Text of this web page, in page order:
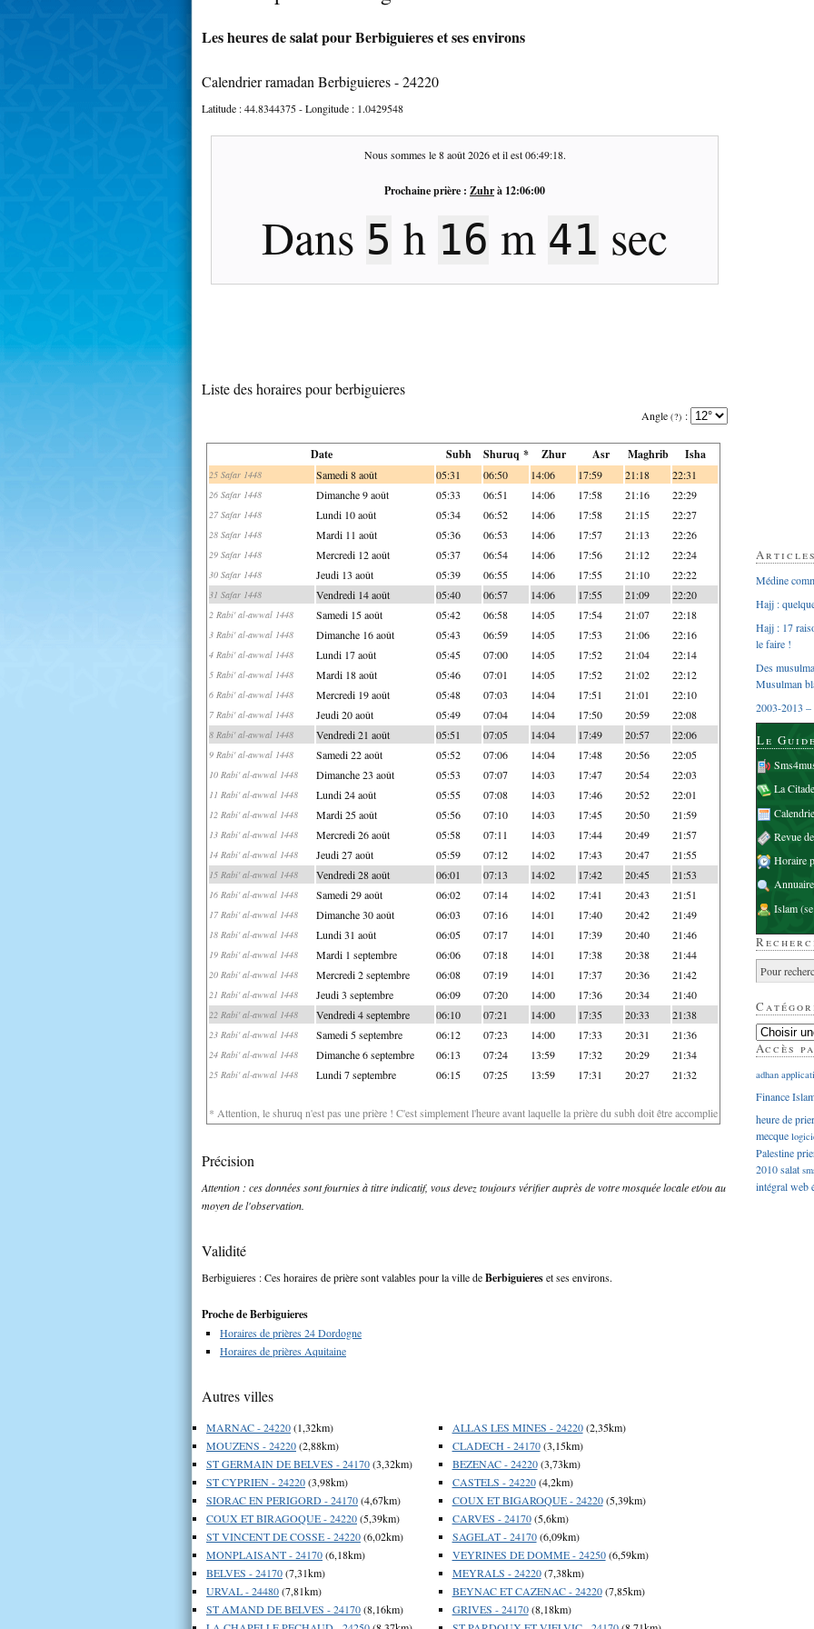
Les heures de salat pour Berbiguieres et ses environs
Calendrier ramadan Berbiguieres - 24220
Latitude :44.8344375- Longitude : 1.0429548
Nous sommes le8 août 2026et il est06:49:19.
Prochaine prière : Zuhrà 12:06:00
Dans 5 h 16 m 40 sec
Liste des horaires pour berbiguieres
Angle (?) :
Date Subh Shuruq * Zhur Asr Maghrib Isha
25 Safar 1448 Samedi 8 août 05:31 06:50 14:06 17:59 21:18 22:31
26 Safar 1448 Dimanche 9 août 05:33 06:51 14:06 17:58 21:16 22:29
27 Safar 1448 Lundi 10 août 05:34 06:52 14:06 17:58 21:15 22:27
28 Safar 1448 Mardi 11 août 05:36 06:53 14:06 17:57 21:13 22:26
29 Safar 1448 Mercredi 12 août 05:37 06:54 14:06 17:56 21:12 22:24
30 Safar 1448 Jeudi 13 août 05:39 06:55 14:06 17:55 21:10 22:22
31 Safar 1448 Vendredi 14 août 05:40 06:57 14:06 17:55 21:09 22:20
2 Rabi' al-awwal 1448 Samedi 15 août 05:42 06:58 14:05 17:54 21:07 22:18
3 Rabi' al-awwal 1448 Dimanche 16 août 05:43 06:59 14:05 17:53 21:06 22:16
4 Rabi' al-awwal 1448 Lundi 17 août 05:45 07:00 14:05 17:52 21:04 22:14
5 Rabi' al-awwal 1448 Mardi 18 août 05:46 07:01 14:05 17:52 21:02 22:12
6 Rabi' al-awwal 1448 Mercredi 19 août 05:48 07:03 14:04 17:51 21:01 22:10
7 Rabi' al-awwal 1448 Jeudi 20 août 05:49 07:04 14:04 17:50 20:59 22:08
8 Rabi' al-awwal 1448 Vendredi 21 août 05:51 07:05 14:04 17:49 20:57 22:06
9 Rabi' al-awwal 1448 Samedi 22 août 05:52 07:06 14:04 17:48 20:56 22:05
10 Rabi' al-awwal 1448 Dimanche 23 août 05:53 07:07 14:03 17:47 20:54 22:03
11 Rabi' al-awwal 1448 Lundi 24 août 05:55 07:08 14:03 17:46 20:52 22:01
12 Rabi' al-awwal 1448 Mardi 25 août 05:56 07:10 14:03 17:45 20:50 21:59
13 Rabi' al-awwal 1448 Mercredi 26 août 05:58 07:11 14:03 17:44 20:49 21:57
14 Rabi' al-awwal 1448 Jeudi 27 août 05:59 07:12 14:02 17:43 20:47 21:55
15 Rabi' al-awwal 1448 Vendredi 28 août 06:01 07:13 14:02 17:42 20:45 21:53
16 Rabi' al-awwal 1448 Samedi 29 août 06:02 07:14 14:02 17:41 20:43 21:51
17 Rabi' al-awwal 1448 Dimanche 30 août 06:03 07:16 14:01 17:40 20:42 21:49
18 Rabi' al-awwal 1448 Lundi 31 août 06:05 07:17 14:01 17:39 20:40 21:46
19 Rabi' al-awwal 1448 Mardi 1 septembre 06:06 07:18 14:01 17:38 20:38 21:44
20 Rabi' al-awwal 1448 Mercredi 2 septembre 06:08 07:19 14:01 17:37 20:36 21:42
21 Rabi' al-awwal 1448 Jeudi 3 septembre 06:09 07:20 14:00 17:36 20:34 21:40
22 Rabi' al-awwal 1448 Vendredi 4 septembre 06:10 07:21 14:00 17:35 20:33 21:38
23 Rabi' al-awwal 1448 Samedi 5 septembre 06:12 07:23 14:00 17:33 20:31 21:36
24 Rabi' al-awwal 1448 Dimanche 6 septembre 06:13 07:24 13:59 17:32 20:29 21:34
25 Rabi' al-awwal 1448 Lundi 7 septembre 06:15 07:25 13:59 17:31 20:27 21:32
* Attention, le shuruq n'est pas une prière ! C'est simplement l'heure avant laquelle la prière du subh doit être accomplie
Précision
Attention : ces données sont fournies à titre indicatif, vous devez toujours vérifier auprès de votre mosquée locale et/ou au
moyen de l'observation.
Validité
Berbiguieres : Ces horaires de prière sont valables pour la ville deBerbiguiereset ses environs.
Proche de Berbiguieres
Horaires de prières 24 Dordogne
Horaires de prières Aquitaine
Autres villes
MARNAC - 24220(1,32km)
MOUZENS - 24220(2,88km)
ST GERMAIN DE BELVES - 24170(3,32km)
ST CYPRIEN - 24220(3,98km)
SIORAC EN PERIGORD - 24170(4,67km)
COUX ET BIRAGOQUE - 24220(5,39km)
ST VINCENT DE COSSE - 24220(6,02km)
MONPLAISANT - 24170(6,18km)
BELVES - 24170(7,31km)
URVAL - 24480(7,81km)
ST AMAND DE BELVES - 24170(8,16km)
ALLAS LES MINES - 24220(2,35km)
CLADECH - 24170(3,15km)
BEZENAC - 24220(3,73km)
CASTELS - 24220(4,2km)
COUX ET BIGAROQUE - 24220(5,39km)
CARVES - 24170(5,6km)
SAGELAT - 24170(6,09km)
VEYRINES DE DOMME - 24250(6,59km)
MEYRALS - 24220(7,38km)
BEYNAC ET CAZENAC - 24220(7,85km)
GRIVES - 24170(8,18km)
Médine
Hajj :
Hajj : 17
le faire !
Des
Musulman
2003-2013 –
Le
La
Revue
Horaire
Islam
Accès
adhan
Finance
heure de
mecque
Palestine
2010salat
intégralweb